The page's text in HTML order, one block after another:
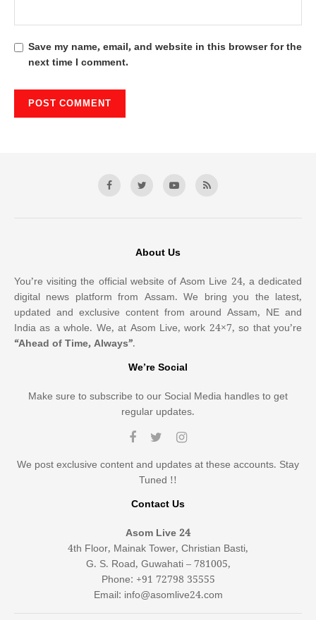
Save my name, email, and website in this browser for the
next time I comment.
About Us
You’re visiting the official website of Asom Live 24, a dedicated
digital news platform from Assam. We bring you the latest,
updated and exclusive content from around Assam, NE and
India as a whole. We, at Asom Live, work 24×7, so that you’re
“Ahead of Time, Always”.
We’re Social
Make sure to subscribe to our Social Media handles to get
regular updates.
We post exclusive content and updates at these accounts. Stay
Tuned !!
Contact Us
Asom Live 24
4th Floor, Mainak Tower, Christian Basti,
G. S. Road, Guwahati – 781005,
Phone: +91 72798 35555
Email: info@asomlive24.com